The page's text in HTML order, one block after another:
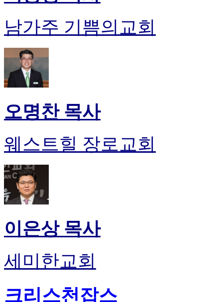
남가주 기쁨의교회
오명찬 목사
웨스트힐 장로교회
이은상 목사
세미한교회
크리스천잡스